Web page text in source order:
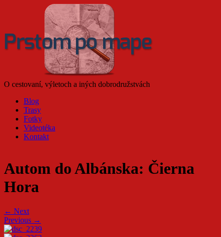
O cestovaní, výletoch a iných dobrodružstvách
Blog
Trasy
Fotky
Videotéka
Kontakt
Autom do Albánska: Čierna
Hora
← Next
Previous →